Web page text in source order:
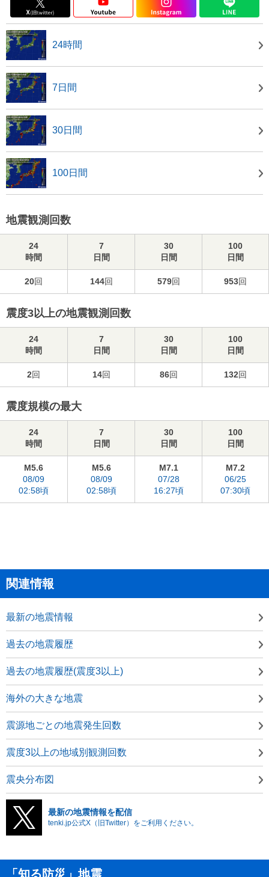
24時間
7日間
30日間
100日間
地震観測回数
24
時間
7
日間
30
日間
100
日間
20回 144回 579回 953回
震度3以上の地震観測回数
24
時間
7
日間
30
日間
100
日間
2回 14回 86回 132回
震度規模の最大
24
時間
7
日間
30
日間
100
日間
M5.6
08/09
02:58頃
M5.6
08/09
02:58頃
M7.1
07/28
16:27頃
M7.2
06/25
07:30頃
関連情報
最新の地震情報
過去の地震履歴
過去の地震履歴(震度3以上)
海外の大きな地震
震源地ごとの地震発生回数
震度3以上の地域別観測回数
震央分布図
最新の地震情報を配信
tenki.jp公式X（旧Twitter）をご利用ください。
「知る防災」地震